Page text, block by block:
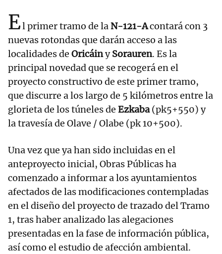
El primer tramo de la N-121-Acontará con 3
nuevas rotondas que darán acceso a las
localidades de OricáinySorauren. Es la
principal novedad que se recogerá en el
proyecto constructivo de este primer tramo,
que discurre a los largo de 5 kilómetros entre la
glorieta de los túneles de Ezkaba(pk5+550) y
la travesía de Olave / Olabe (pk 10+500).
Una vez que ya han sido incluidas en el
anteproyecto inicial, Obras Públicas ha
comenzado a informar a los ayuntamientos
afectados de las modificaciones contempladas
en el diseño del proyecto de trazado del Tramo
1, tras haber analizado las alegaciones
presentadas en la fase de información pública,
así como el estudio de afección ambiental.